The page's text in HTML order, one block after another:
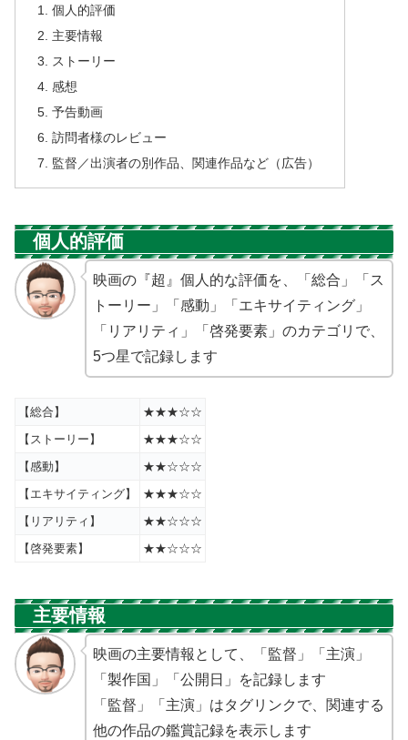
個人的評価
主要情報
ストーリー
感想
予告動画
訪問者様のレビュー
監督／出演者の別作品、関連作品など（広告）
個人的評価
映画の『超』個人的な評価を、「総合」「ス
トーリー」「感動」「エキサイティング」
「リアリティ」「啓発要素」のカテゴリで、
5つ星で記録します
【総合】
★★★☆☆
【ストーリー】
★★★☆☆
【感動】
★★☆☆☆
【エキサイティング】
★★★☆☆
【リアリティ】
★★☆☆☆
【啓発要素】
★★☆☆☆
主要情報
映画の主要情報として、「監督」「主演」
「製作国」「公開日」を記録します
「監督」「主演」はタグリンクで、関連する
他の作品の鑑賞記録を表示します